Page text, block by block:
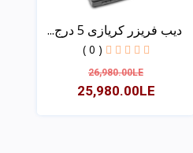
ديب فريزر كريازى 5 درج...
( 0 )
26,980.00LE
25,980.00LE